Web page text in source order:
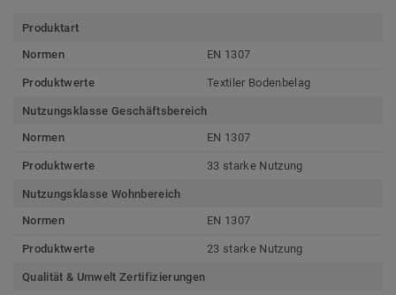
Produktart
Normen
EN 1307
Produktwerte Textiler Bodenbelag
Nutzungsklasse Geschäftsbereich
Normen
EN 1307
Produktwerte 33 starke Nutzung
Nutzungsklasse Wohnbereich
Normen
EN 1307
Produktwerte 23 starke Nutzung
Qualität & Umwelt Zertifizierungen